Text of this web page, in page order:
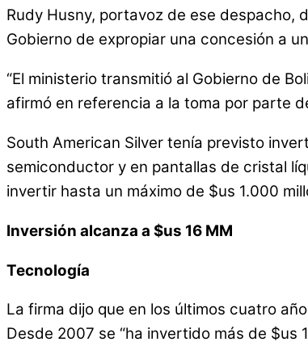
Rudy Husny, portavoz de ese despacho,
Gobierno de expropiar una concesión a
“El ministerio transmitió al Gobierno de
afirmó en referencia a la toma por parte
South American Silver tenía previsto
semiconductor y en pantallas de cristal
invertir hasta un máximo de $us 1.000
Inversión alcanza a $us 16 MM
Tecnología
La firma dijo que en los últimos cuatro
Desde 2007 se “ha invertido más de $us